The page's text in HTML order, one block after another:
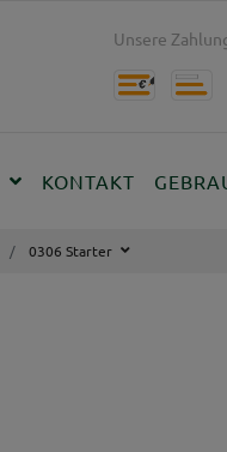
Unsere
KONTAKT
0306 Starter